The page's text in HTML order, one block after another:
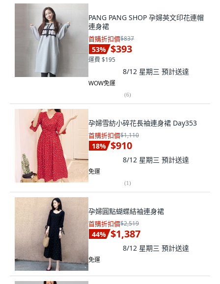
PANG PANG SHOP 孕婦英文印花連帽
連身裙
首購折扣價$837
53% $393
運費 $195
8/12 星期三 預計送達
WOW免運
(6)
孕婦雪紡小碎花長袖連身裙 Day353
首購折扣價$1,110
18% $910
8/12 星期三 預計送達
免運
(1)
孕婦圓點蝴蝶結袖連身裙
首購折扣價$2,519
44% $1,387
8/12 星期三 預計送達
免運